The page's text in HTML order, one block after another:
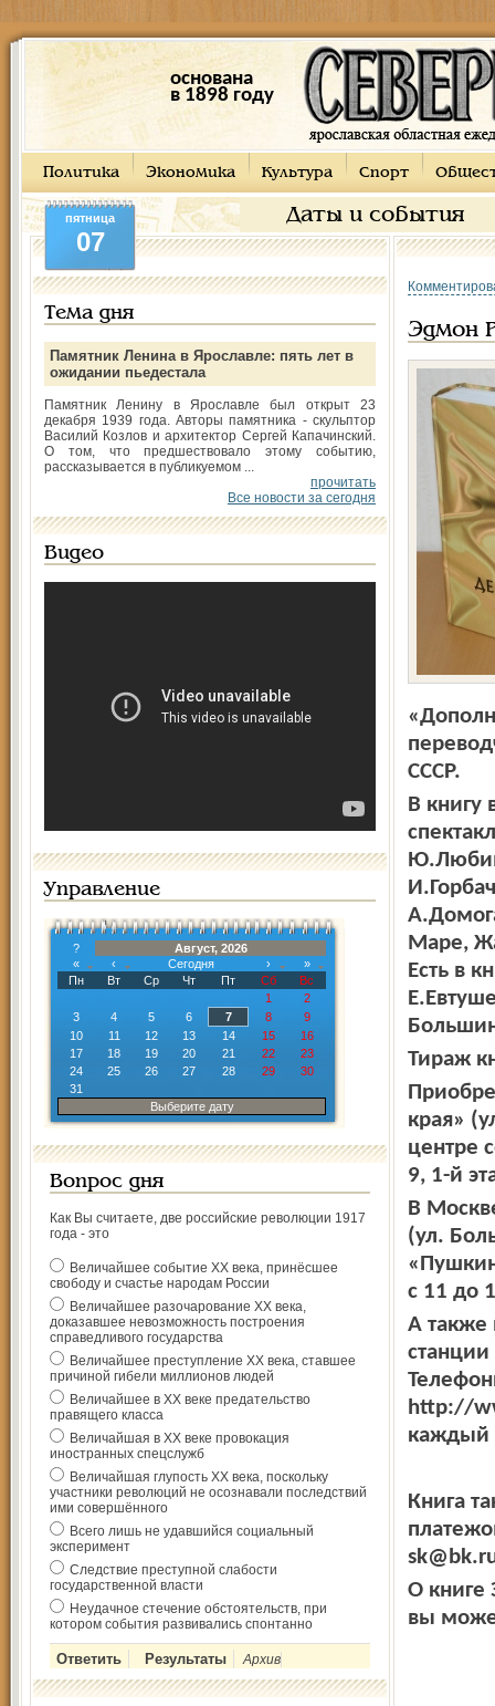
основана
в 1898 году
Политика Экономика Культура Спорт
Даты и события
пятница
07
Тема дня
Памятник Ленина в Ярославле: пять лет в
ожидании пьедестала
Памятник Ленину в Ярославле был открыт 23
декабря 1939 года. Авторы памятника - скульптор
Василий Козлов и архитектор Сергей Капачинский.
О том, что предшествовало этому событию,
рассказывается в публикуемом ...
прочитать
Все новости за сегодня
Видео
Управление
?
Август, 2026
«
‹ Сегодня ›
»
Пн
Вт Ср Чт Пт Сб
Вс
1
2
3
4 5 6 7 8
9
10
11 12 13 14 15
16
17
18 19 20 21 22
23
24
25 26 27 28 29
30
31
Выберите дату
Вопрос дня
Как Вы считаете, две российские революции 1917
года - это
Величайшее событие ХХ века, принёсшее
свободу и счастье народам России
Величайшее разочарование ХХ века,
доказавшее невозможность построения
справедливого государства
Величайшее преступление ХХ века, ставшее
причиной гибели миллионов людей
Величайшее в ХХ веке предательство
правящего класса
Величайшая в ХХ веке провокация
иностранных спецслужб
Величайшая глупость ХХ века, поскольку
участники революций не осознавали последствий
ими совершённого
Всего лишь не удавшийся социальный
эксперимент
Следствие преступной слабости
государственной власти
Неудачное стечение обстоятельств, при
котором события развивались спонтанно
Архив
Эдмон
СССР.
В
Маре,
Есть в
Тираж
края»
центре
9, 1-й
В
(ул.
с 11 до
А также
http://
каждый
Книга
О книге
вы